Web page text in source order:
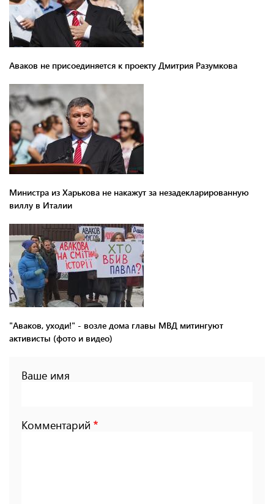
Аваков не присоединяется к проекту Дмитрия Разумкова
Министра из Харькова не накажут за незадекларированную
виллу в Италии
"Аваков, уходи!" - возле дома главы МВД митингуют
активисты (фото и видео)
Ваше имя
Комментарий